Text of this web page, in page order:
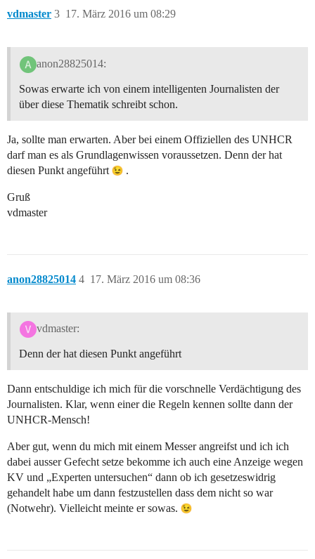
vdmaster 17. März 2016 um 08:29
3
anon28825014:
Sowas erwarte ich von einem intelligenten Journalisten der
über diese Thematik schreibt schon.
Ja, sollte man erwarten. Aber bei einem Offiziellen des UNHCR
darf man es als Grundlagenwissen voraussetzen. Denn der hat
diesen Punkt angeführt
.
Gruß
vdmaster
anon28825014 17. März 2016 um 08:36
4
vdmaster:
Denn der hat diesen Punkt angeführt
Dann entschuldige ich mich für die vorschnelle Verdächtigung des
Journalisten. Klar, wenn einer die Regeln kennen sollte dann der
UNHCR-Mensch!
Aber gut, wenn du mich mit einem Messer angreifst und ich ich
dabei ausser Gefecht setze bekomme ich auch eine Anzeige wegen
KV und „Experten untersuchen“ dann ob ich gesetzeswidrig
gehandelt habe um dann festzustellen dass dem nicht so war
(Notwehr). Vielleicht meinte er sowas.